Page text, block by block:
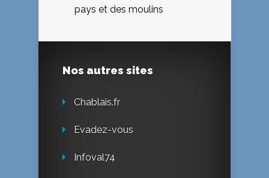
pays et des moulins
Nos autres sites
Chablais.fr
Evadez-vous
Infoval74